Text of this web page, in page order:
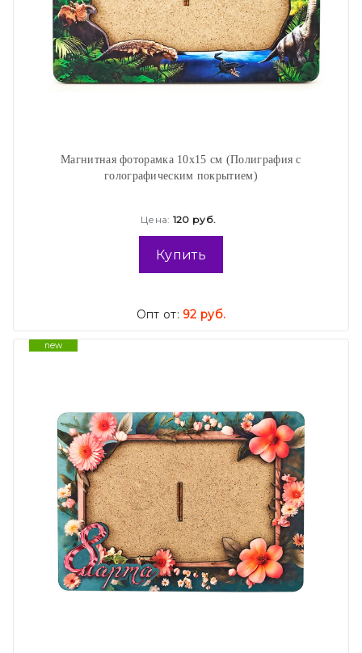
Магнитная фоторамка 10х15 см (Полиграфия с
голографическим покрытием)
Цена: 120 руб.
Купить
Опт от: 92 руб.
new